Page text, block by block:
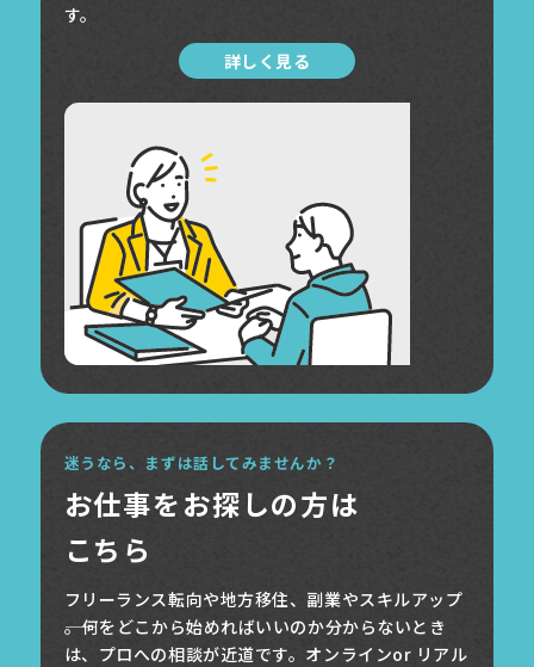
す。
詳しく見る
迷うなら、まずは話してみませんか？
お仕事をお探しの方は
こちら
フリーランス転向や地方移住、副業やスキルアップ
――。何をどこから始めればいいのか分からないとき
は、プロへの相談が近道です。オンラインor リアル